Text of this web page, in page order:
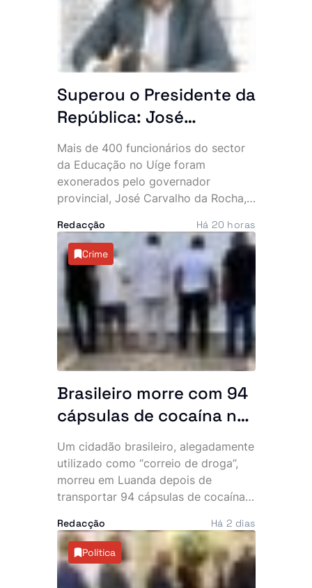
Superou o Presidente da
República: José
Carvalho da Rocha
exonera mais de 400
quadros da Educação
no Uíge
Mais de 400 funcionários do sector
da Educação no Uíge foram
exonerados pelo governador
provincial, José Carvalho da Rocha,
sempre na estrutura de direcção e
chefia das instituições de ensino da
província.
Redacção Há 20 horas
Crime
Brasileiro morre com 94
cápsulas de cocaína no
abdómen e SIC
desmantela parte da
rede
Um cidadão brasileiro, alegadamente
utilizado como “correio de droga”,
morreu em Luanda depois de
transportar 94 cápsulas de cocaína
Investigação Criminal (SIC) anunciou,
esta sexta-feira, a detenção de três
cidadãos angolanos suspeitos de
envolvimento no caso, que expôs
Redacção Há 2 dias
Política